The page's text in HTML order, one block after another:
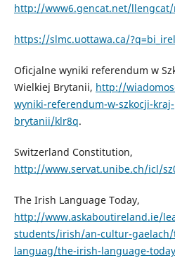
http://www6.gencat.net/
https://slmc.uottawa.ca/
Oficjalne wyniki referendum w
Wielkiej Brytanii, http://
wyniki-referendum-w-szkocji-
brytanii/klr8q.
Switzerland Constitution,
http://www.servat.unibe.ch/icl/
The Irish Language Today,
http://www.askaboutireland.ie/
students/irish/an-cultur-
languag/the-irish-language-